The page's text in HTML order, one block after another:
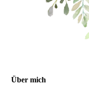
Über mich